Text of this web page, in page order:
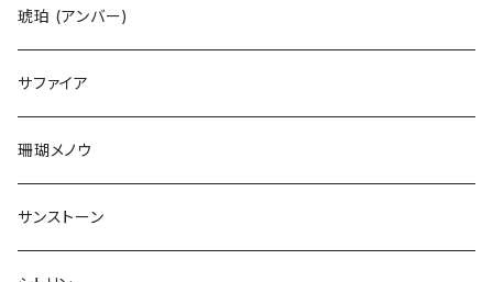
琥珀 (アンバー)
サファイア
珊瑚メノウ
サンストーン